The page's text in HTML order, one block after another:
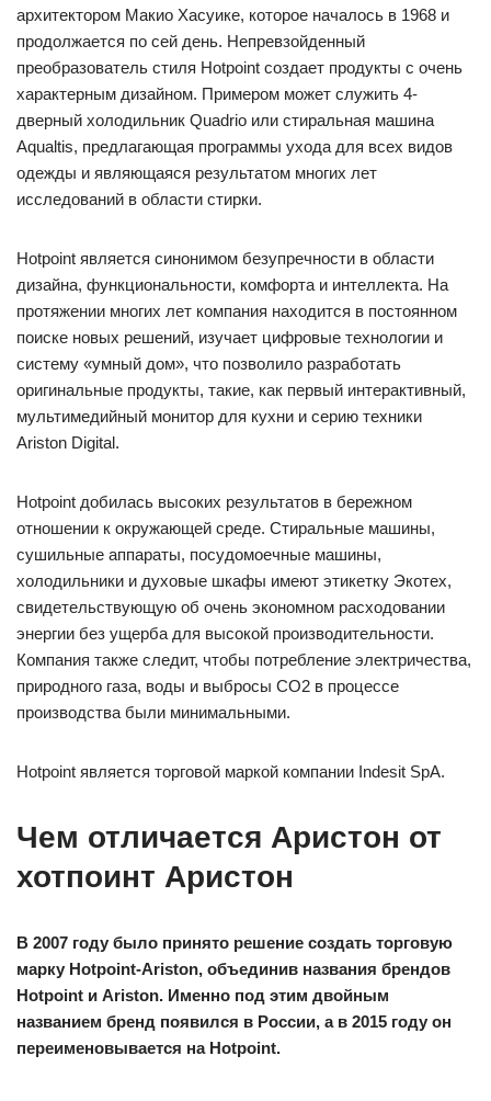
архитектором Макио Хасуике, которое началось в 1968 и
продолжается по сей день. Непревзойденный
преобразователь стиля Hotpoint создает продукты с очень
характерным дизайном. Примером может служить 4-
дверный холодильник Quadrio или стиральная машина
Aqualtis, предлагающая программы ухода для всех видов
одежды и являющаяся результатом многих лет
исследований в области стирки.
Hotpoint является синонимом безупречности в области
дизайна, функциональности, комфорта и интеллекта. На
протяжении многих лет компания находится в постоянном
поиске новых решений, изучает цифровые технологии и
систему «умный дом», что позволило разработать
оригинальные продукты, такие, как первый интерактивный,
мультимедийный монитор для кухни и серию техники
Ariston Digital.
Hotpoint добилась высоких результатов в бережном
отношении к окружающей среде. Стиральные машины,
сушильные аппараты, посудомоечные машины,
холодильники и духовые шкафы имеют этикетку Экотех,
свидетельствующую об очень экономном расходовании
энергии без ущерба для высокой производительности.
Компания также следит, чтобы потребление электричества,
природного газа, воды и выбросы CO2 в процессе
производства были минимальными.
Hotpoint является торговой маркой компании Indesit SpA.
Чем отличается Аристон от
хотпоинт Аристон
В 2007 году было принято решение создать торговую
марку Hotpoint-Ariston, объединив названия брендов
Hotpoint и Ariston. Именно под этим двойным
названием бренд появился в России, а в 2015 году он
переименовывается на Hotpoint.